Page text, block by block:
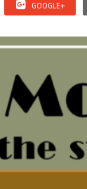
GOOGLE+